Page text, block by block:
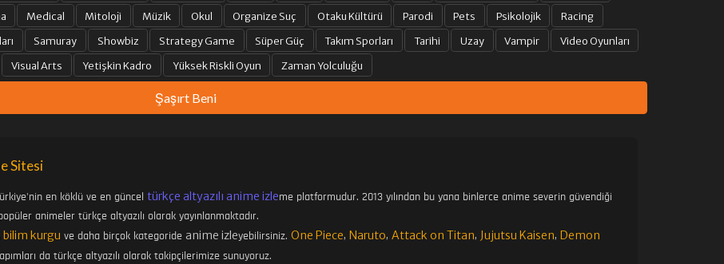
19. BÖLÜM
23. BÖLÜM
24. BÖLÜM
Medical Mitoloji Müzik Okul Organize Suç Otaku Kültürü Parodi Pets Psikolojik
Racing
Samuray Showbiz Strategy Game Süper Güç Takım Sporları Tarihi Uzay Vampir
Video Oyunları
Visual Arts
Yetişkin Kadro Yüksek Riskli Oyun Zaman Yolculuğu
Şaşırt Beni
Sitesi
en köklü ve en güncel türkçe altyazılı anime izleme platformudur. 2013 yılından bu yana binlerce anime severin güvendiği
animeler türkçe altyazılı olarak yayınlanmaktadır.
bilim kurgu ve daha birçok kategoride anime izleyebilirsiniz. One Piece, Naruto, Attack on Titan, Jujutsu Kaisen, Demon
da türkçe altyazılı olarak takipçilerimize sunuyoruz.